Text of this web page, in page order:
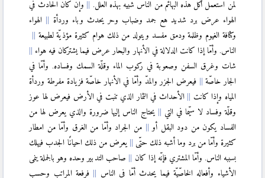
لمن استعمل أكل هذه البهائم من الناس شبيه بهذه العلل.
وإن كان الحادث في
الهواء عرض برد شديد هع جمد وضباب وحر يحدث وباء وردأة
الهواء
وكثافة الغيوم وظلمة ودمق مفسد ويتولد من ذلك هوام كثيرة مؤذيّة لطبيعة
الناس. وأمّا إذا كانت الدلالة في الأنهار والبحار عرض فيما يشتركان فيه هواء
شات وغرق السفن وصعوبة في ركوب الماء وقلّة السمك وفساده. وأمّا في
الجار خاصّة
فيعرض الجزر والمدّ وأمّا في الأنهار خاصّة فزيادة مفرطة وردأة
المياه وإذا كانت
الأحداث في الثمار الذي تنبت في الأرض فيعرض لها عوز
وقلّة وفساد لا سيّما في التي
يحتاج الناس إليها ضرورة والذي يعرض لها من
الفساد يكون من دود البقل أو
من الجراد وأمّا من الغرق وأمّا من امطار
كثيرة وأمّا من برد وما أشبه ذلك حتّى
يعرض من ذلك احيانًا الجدب فيهلك
بسببه الناس وأمّا المشتري فإنّه إذا كان
صاحب التدبير وحده وهو بالجملة ينمى
الأشياء وأفعاله الخاصّيّة فيما يحدث أمّا في الناس
فرفعة المراتب وحسب